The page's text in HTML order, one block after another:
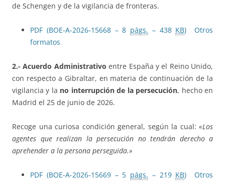
de Schengen y de la vigilancia de fronteras.
PDF (BOE-A-2026-15668 – 8 págs. – 438 KB)
Otros
formatos
2.- Acuerdo Administrativo entre España y el Reino Unido,
con respecto a Gibraltar, en materia de continuación de la
vigilancia y la no interrupción de la persecución, hecho en
Madrid el 25 de junio de 2026.
Recoge una curiosa condición general, según la cual: «Los
agentes que realizan la persecución no tendrán derecho a
aprehender a la persona perseguida.»
PDF (BOE-A-2026-15669 – 5 págs. – 219 KB)
Otros